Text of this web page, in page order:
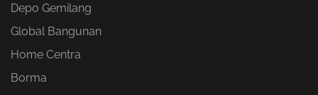
Depo Gemilang
Global Bangunan
Home Centra
Borma